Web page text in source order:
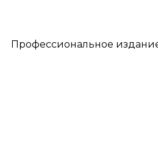
Профессиональное